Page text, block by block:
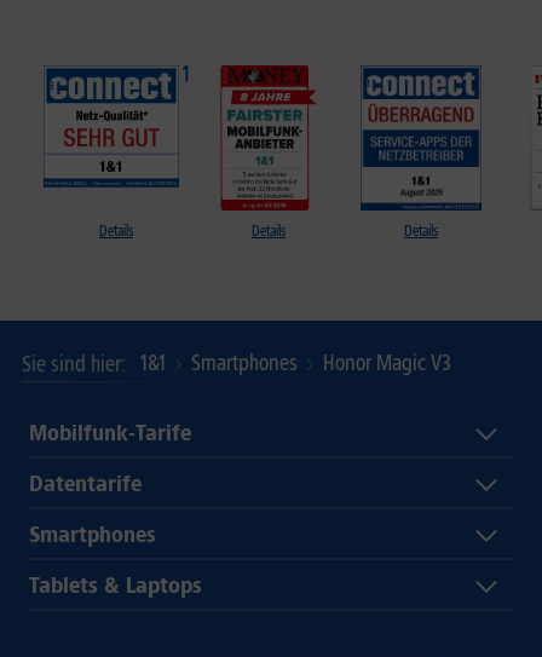
Details Details Details
Sie sind hier 1&1 Smartphones Honor Magic V3
Mobilfunk-Tarife
Datentarife
Smartphones
Tablets & Laptops